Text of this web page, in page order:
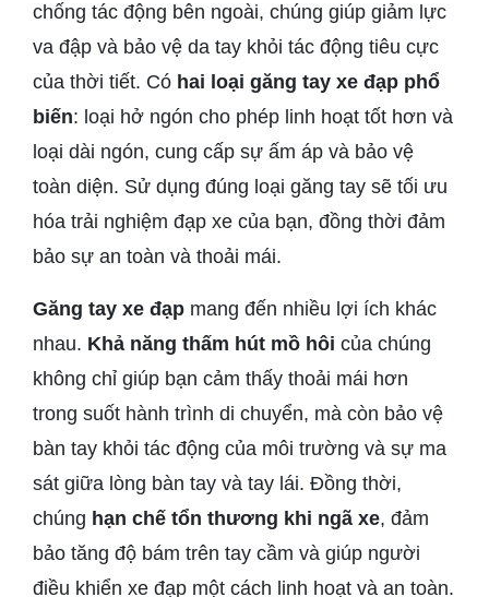
chống tác động bên ngoài, chúng giúp giảm lực
va đập và bảo vệ da tay khỏi tác động tiêu cực
của thời tiết. Có hai loại găng tay xe đạp phổ
biến: loại hở ngón cho phép linh hoạt tốt hơn và
loại dài ngón, cung cấp sự ấm áp và bảo vệ
toàn diện. Sử dụng đúng loại găng tay sẽ tối ưu
hóa trải nghiệm đạp xe của bạn, đồng thời đảm
bảo sự an toàn và thoải mái.
Găng tay xe đạp mang đến nhiều lợi ích khác
nhau. Khả năng thấm hút mồ hôi của chúng
không chỉ giúp bạn cảm thấy thoải mái hơn
trong suốt hành trình di chuyển, mà còn bảo vệ
bàn tay khỏi tác động của môi trường và sự ma
sát giữa lòng bàn tay và tay lái. Đồng thời,
chúng hạn chế tổn thương khi ngã xe, đảm
bảo tăng độ bám trên tay cầm và giúp người
điều khiển xe đạp một cách linh hoạt và an toàn.